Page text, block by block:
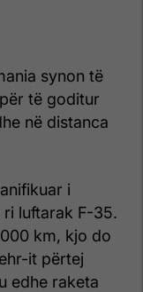
synon të
të goditur
në distanca
i
ri luftarak F-35.
km, kjo do
it përtej
edhe raketa